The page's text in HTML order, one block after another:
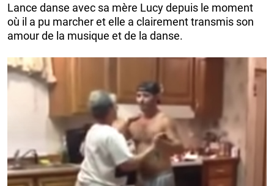
Lance danse avec sa mère Lucy depuis le moment
où il a pu marcher et elle a clairement transmis son
amour de la musique et de la danse.